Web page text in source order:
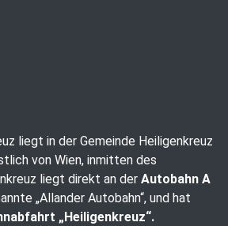
liegt in der Gemeinde Heiligenkreuz
von Wien, inmitten des
liegt direkt an der Autobahn A
„Allander Autobahn“, und hat
„Heiligenkreuz“.